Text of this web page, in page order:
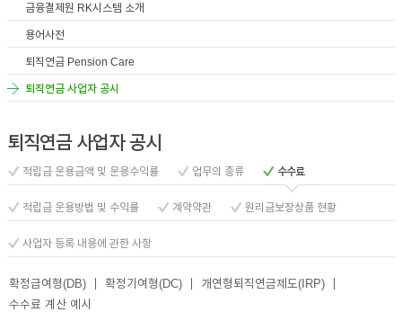
금융결제원 RK시스템 소개
용어사전
퇴직연금 Pension Care
퇴직연금 사업자 공시
퇴직연금 사업자 공시
적립금 운용금액 및 운용수익률 업무의 종류 수수료
적립금 운용방법 및 수익률 계약약관 원리금보장상품 현황
사업자 등록 내용에 관한 사항
확정급여형(DB) 확정기여형(DC)
개연형퇴직연금제도(IRP)
수수료 계산 예시